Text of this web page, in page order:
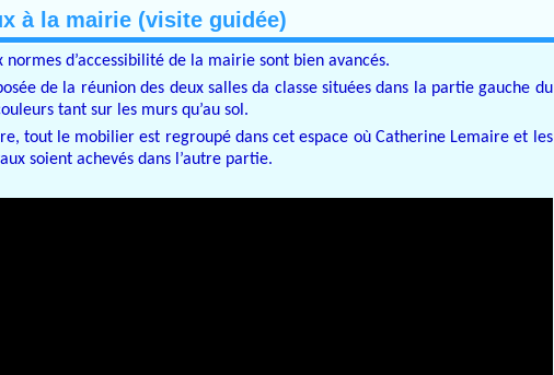
à la mairie (visite guidée)
d’accessibilité de la mairie sont bien avancés.
de la réunion des deux salles da classe situées dans la partie gauche du
tant sur les murs qu’au sol.
tout le mobilier est regroupé dans cet espace où Catherine Lemaire et les
soient achevés dans l’autre partie.